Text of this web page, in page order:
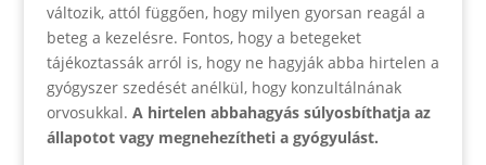
változik, attól függően, hogy milyen gyorsan reagál a
beteg a kezelésre. Fontos, hogy a betegeket
tájékoztassák arról is, hogy ne hagyják abba hirtelen a
gyógyszer szedését anélkül, hogy konzultálnának
orvosukkal. A hirtelen abbahagyás súlyosbíthatja az
állapotot vagy megnehezítheti a gyógyulást.